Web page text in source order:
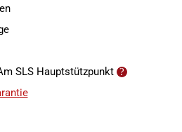
SLS Hauptstützpunkt